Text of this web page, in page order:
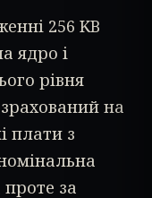
256 KB
ядро і
рівня
на
плати з
за